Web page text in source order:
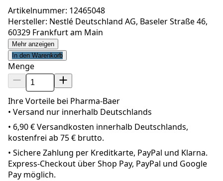
Artikelnummer: 12465048
Hersteller: Nestlé Deutschland AG, Baseler Straße 46,
60329 Frankfurt am Main
Mehr anzeigen
In den Warenkorb
Menge
Ihre Vorteile bei Pharma-Baer
• Versand nur innerhalb Deutschlands
• 6,90 € Versandkosten innerhalb Deutschlands,
kostenfrei ab 75 € brutto.
• Sichere Zahlung per Kreditkarte, PayPal und Klarna.
Express-Checkout über Shop Pay, PayPal und Google
Pay möglich.